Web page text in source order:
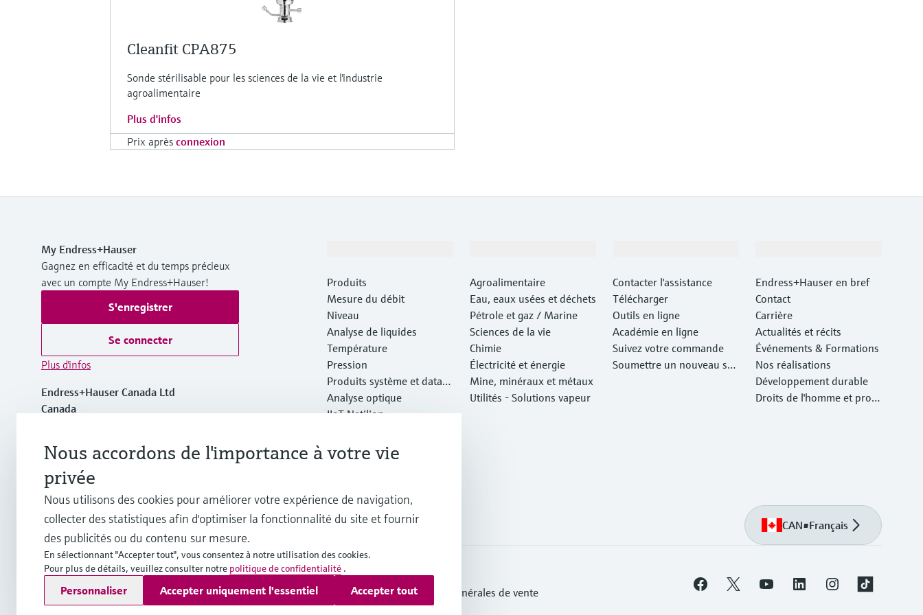
Cleanfit CPA875
Sonde stérilisable pour les sciences de la vie et l'industrie
agroalimentaire
Plus d'infos
Prix après connexion
My Endress+Hauser
Gagnez en efficacité et du temps précieux
avec un compte My Endress+Hauser!
S'enregistrer
Se connecter
Plus d'infos
Endress+Hauser Canada Ltd
Canada
+1-905-681-9292
+1-800-668-3199
info.ca@endress.com
Produits
Mesure du débit
Niveau
Analyse de liquides
Température
Pression
Produits système et data
managers
Analyse optique
IIoT Netilion
Produits vedettes
Outils en ligne
Agroalimentaire
Eau, eaux usées et déchets
Pétrole et gaz / Marine
Sciences de la vie
Chimie
Électricité et énergie
Mine, minéraux et métaux
Utilités - Solutions vapeur
Contacter l'assistance
Télécharger
Outils en ligne
Académie en ligne
Suivez votre commande
Soumettre un nouveau ser
Endress+Hauser en bref
Contact
Carrière
Actualités et récits
Événements & Formations
Nos réalisations
Développement durable
Droits de l'homme et prote
CAN•Français
Copyright © Endress+Hauser Group Services AG
Mentions légalesConditions d'utilisationPolitique de protection des donnéesConditions générales de vente
Nous accordons de l'importance à votre vie
privée
Nous utilisons des cookies pour améliorer votre expérience de navigation,
collecter des statistiques afin d'optimiser la fonctionnalité du site et fournir
des publicités ou du contenu sur mesure.
En sélectionnant "Accepter tout", vous consentez à notre utilisation des cookies.
Pour plus de détails, veuillez consulter notre politique de confidentialité .
Personnaliser Accepter uniquement l'essentiel Accepter tout